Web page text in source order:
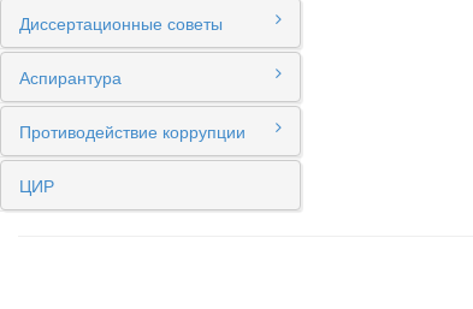
Диссертационные советы
Аспирантура
Противодействие коррупции
ЦИР